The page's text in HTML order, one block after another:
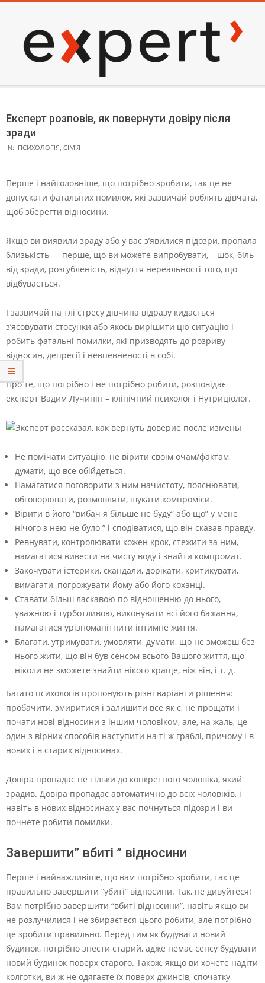
content
EXPERT
Menu
Експерт розповів, як повернути довіру після
зради
IN: ПСИХОЛОГІЯ, СІМ'Я
Перше і найголовніше, що потрібно зробити, так це не
допускати фатальних помилок, які зазвичай роблять дівчата,
щоб зберегти відносини.
Якщо ви виявили зраду або у вас з’явилися підозри, пропала
близькість — перше, що ви можете випробувати, – шок, біль
від зради, розгубленість, відчуття нереальності того, що
відбувається.
І зазвичай на тлі стресу дівчина відразу кидається
з’ясовувати стосунки або якось вирішити цю ситуацію і
робить фатальні помилки, які призводять до розриву
відносин, депресії і невпевненості в собі.
Про те, що потрібно і не потрібно робити, розповідає
експерт Вадим Лучинін – клінічний психолог і Нутриціолог.
Не помічати ситуацію, не вірити своїм очам/фактам,
думати, що все обійдеться.
Намагатися поговорити з ним начистоту, пояснювати,
обговорювати, розмовляти, шукати компроміси.
Вірити в його “вибач я більше не буду” або що” у мене
нічого з нею не було ” і сподіватися, що він сказав правду.
Ревнувати, контролювати кожен крок, стежити за ним,
намагатися вивести на чисту воду і знайти компромат.
Закочувати істерики, скандали, дорікати, критикувати,
вимагати, погрожувати йому або його коханці.
Ставати більш ласкавою по відношенню до нього,
уважною і турботливою, виконувати всі його бажання,
намагатися урізноманітнити інтимне життя.
Благати, утримувати, умовляти, думати, що не зможеш без
нього жити, що він був сенсом всього Вашого життя, що
ніколи не зможете знайти нікого краще, ніж він, і т. д.
Багато психологів пропонують різні варіанти рішення:
пробачити, змиритися і залишити все як є, не прощати і
почати нові відносини з іншим чоловіком, але, на жаль, це
один з вірних способів наступити на ті ж граблі, причому і в
нових і в старих відносинах.
Довіра пропадає не тільки до конкретного чоловіка, який
зрадив. Довіра пропадає автоматично до всіх чоловіків, і
навіть в нових відносинах у вас почнуться підозри і ви
почнете робити помилки.
Завершити” вбиті ” відносини
Перше і найважливіше, що вам потрібно зробити, так це
правильно завершити “убиті” відносини. Так, не дивуйтеся!
Вам потрібно завершити “вбиті відносини”, навіть якщо ви
не розлучилися і не збираєтеся цього робити, але потрібно
це зробити правильно. Перед тим як будувати новий
будинок, потрібно знести старий, адже немає сенсу будувати
новий будинок поверх старого. Також, якщо ви хочете надіти
колготки, ви ж не одягаєте їх поверх джинсів, спочатку